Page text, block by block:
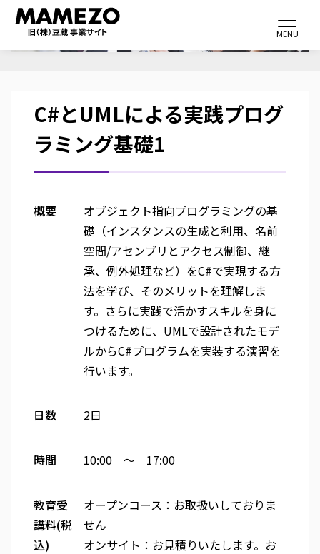
ン
MENU
C#とUMLによる実践プログ
ラミング基礎1
概要
オブジェクト指向プログラミングの基
礎（インスタンスの生成と利用、名前
空間/アセンブリとアクセス制御、継
承、例外処理など）をC#で実現する方
法を学び、そのメリットを理解しま
す。さらに実践で活かすスキルを身に
つけるために、UMLで設計されたモデ
ルからC#プログラムを実装する演習を
行います。
日数 2日
時間 10:00 ～ 17:00
教育受
講料(税
込)
オープンコース：お取扱いしておりま
せん
オンサイト：お見積りいたします。お